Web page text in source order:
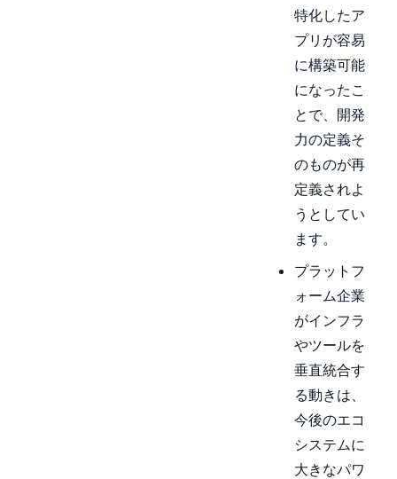
特化したア
プリが容易
に構築可能
になったこ
とで、開発
力の定義そ
のものが再
定義されよ
うとしてい
ます。
プラットフ
ォーム企業
がインフラ
やツールを
垂直統合す
る動きは、
今後のエコ
システムに
大きなパワ